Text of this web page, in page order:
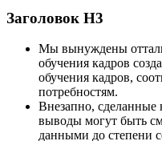
Заголовок Н3
Мы вынуждены
обучения кадров
обучения кадров,
потребностям.
Внезапно, сделанные
выводы могут быть
данными до степени